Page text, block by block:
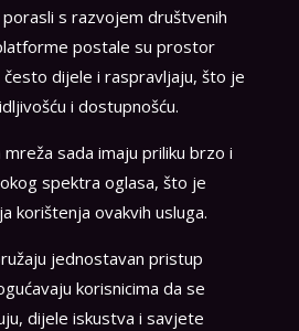
s razvojem društvenih
postale su prostor
dijele i raspravljaju, što je
i dostupnošću.
sada imaju priliku brzo i
spektra oglasa, što je
korištenja ovakvih usluga.
jednostavan pristup
korisnicima da se
dijele iskustva i savjete